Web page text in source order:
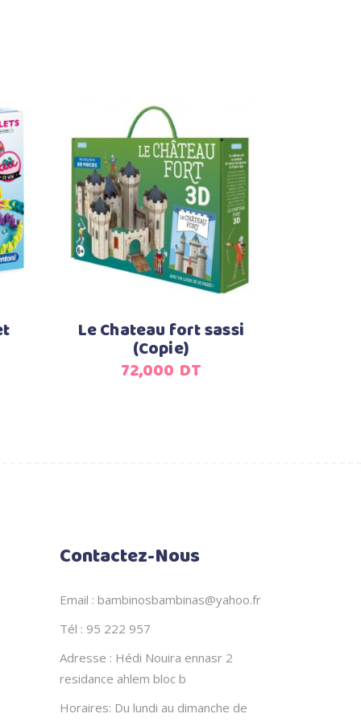
Ajouter au panier
Le Chateau fort sassi
(Copie)
72,000 DT
Contactez-Nous
Email : bambinosbambinas@yahoo.fr
Tél : 95 222 957
Adresse : Hédi Nouira ennasr 2
residance ahlem bloc b
Horaires: Du lundi au dimanche de